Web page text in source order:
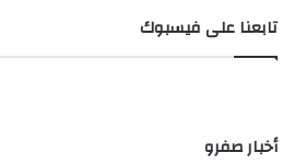
تابعنا على فيسبوك
أخبار صفرو